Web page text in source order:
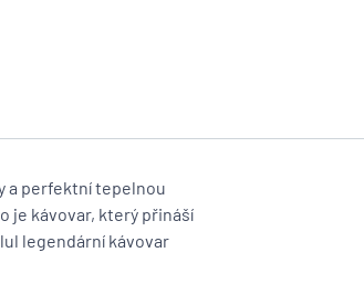
a perfektní tepelnou
je kávovar, který přináší
legendární kávovar